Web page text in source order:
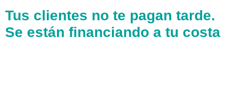
Tus clientes no te pagan tarde.
Se están financiando a tu costa